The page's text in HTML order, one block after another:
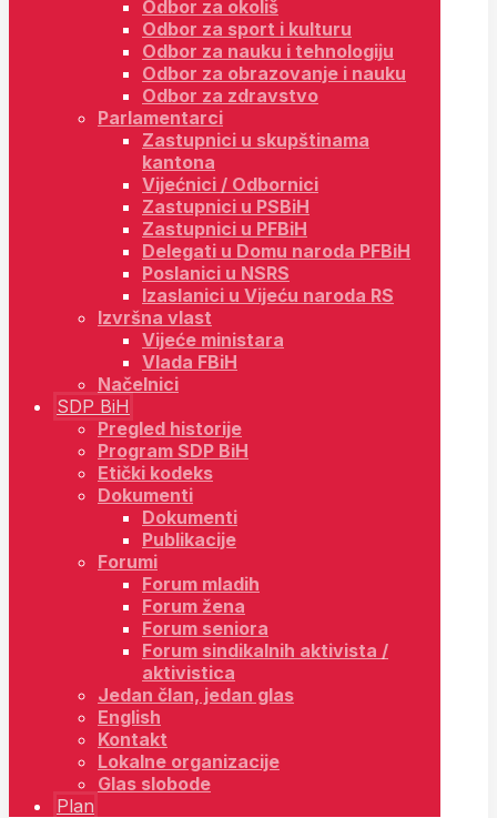
Odbor za okoliš
Odbor za sport i kulturu
Odbor za nauku i tehnologiju
Odbor za obrazovanje i nauku
Odbor za zdravstvo
Parlamentarci
Zastupnici u skupštinama
kantona
Vijećnici / Odbornici
Zastupnici u PSBiH
Zastupnici u PFBiH
Delegati u Domu naroda PFBiH
Poslanici u NSRS
Izaslanici u Vijeću naroda RS
Izvršna vlast
Vijeće ministara
Vlada FBiH
Načelnici
SDP BiH
Pregled historije
Program SDP BiH
Etički kodeks
Dokumenti
Dokumenti
Publikacije
Forumi
Forum mladih
Forum žena
Forum seniora
Forum sindikalnih aktivista /
aktivistica
Jedan član, jedan glas
English
Kontakt
Lokalne organizacije
Glas slobode
Plan